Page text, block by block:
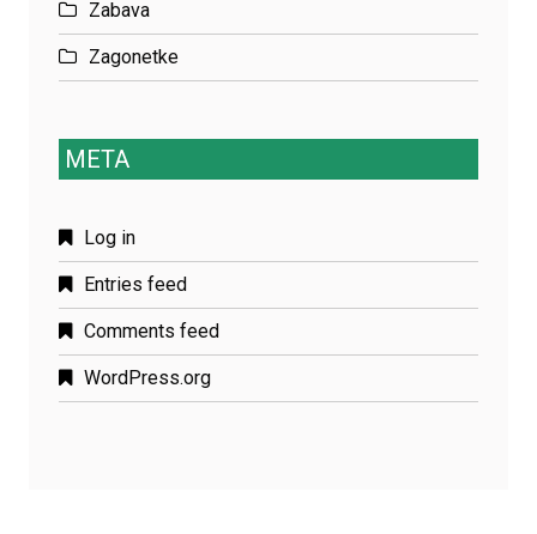
Zabava
Zagonetke
META
Log in
Entries feed
Comments feed
WordPress.org